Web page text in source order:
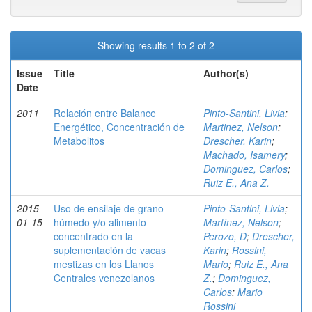
Showing results 1 to 2 of 2
Issue
Date
Title Author(s)
2011
Relación entre Balance
Energético, Concentración de
Metabolitos
Pinto-Santini, Livia;
Martinez, Nelson;
Drescher, Karin;
Machado, Isamery;
Dominguez, Carlos;
Ruiz E., Ana Z.
2015-
01-15
Uso de ensilaje de grano
húmedo y/o alimento
concentrado en la
suplementación de vacas
mestizas en los Llanos
Centrales venezolanos
Pinto-Santini, Livia;
Martínez, Nelson;
Perozo, D; Drescher,
Karin; Rossini,
Mario; Ruiz E., Ana
Z.; Dominguez,
Carlos; Mario
Rossini